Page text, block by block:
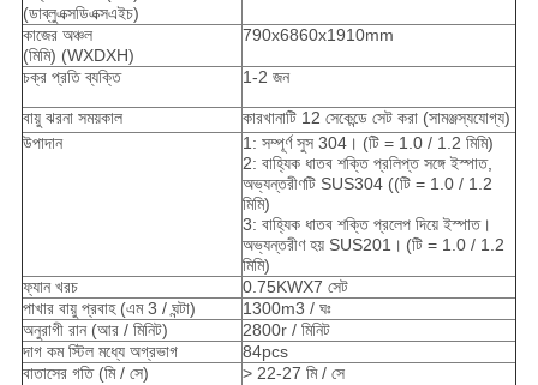
(ডাব্লুএক্সডিএক্সএইচ)
কাজের অঞ্চল
(মিমি) (WXDXH)
790x6860x1910mm
চক্র প্রতি ব্যক্তি 1-2 জন
বায়ু ঝরনা সময়কাল
কারখানাটি 12 সেকেন্ডে সেট করা (সামঞ্জস্যযোগ্য)
উপাদান
1: সম্পূর্ণ সুস 304। (টি = 1.0 / 1.2 মিমি)
2: বাহ্যিক ধাতব শক্তি প্রলিপ্ত সঙ্গে ইস্পাত,
অভ্যন্তরীণটি SUS304 ((টি = 1.0 / 1.2
মিমি)
3: বাহ্যিক ধাতব শক্তি প্রলেপ দিয়ে ইস্পাত।
অভ্যন্তরীণ হয় SUS201। (টি = 1.0 / 1.2
মিমি)
ফ্যান খরচ
0.75KWX7 সেট
পাখার বায়ু প্রবাহ (এম 3 / ঘন্টা)
1300m3 / ঘঃ
অনুরাগী রান (আর / মিনিট)
2800r / মিনিট
দাগ কম স্টিল মধ্যে অগ্রভাগ
84pcs
বাতাসের গতি (মি / সে)
> 22-27 মি / সে